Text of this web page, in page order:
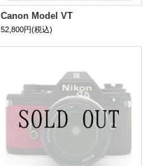
Canon Model VT
52,800円(税込)